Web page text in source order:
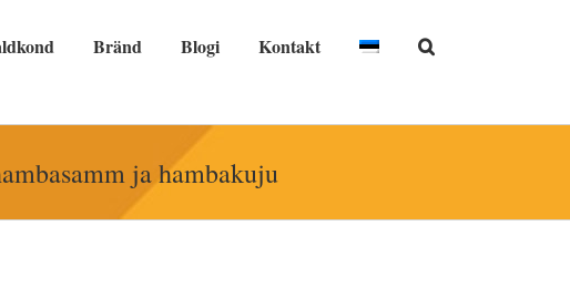
Bränd Blogi Kontakt
ja hambakuju